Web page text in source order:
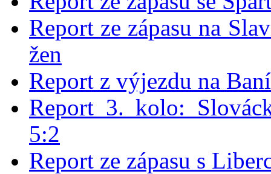
Report ze zápasu na
žen
Report z výjezdu na
Report 3. kolo:
5:2
Report ze zápasu s